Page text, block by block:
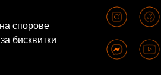
спорове
бисквитки